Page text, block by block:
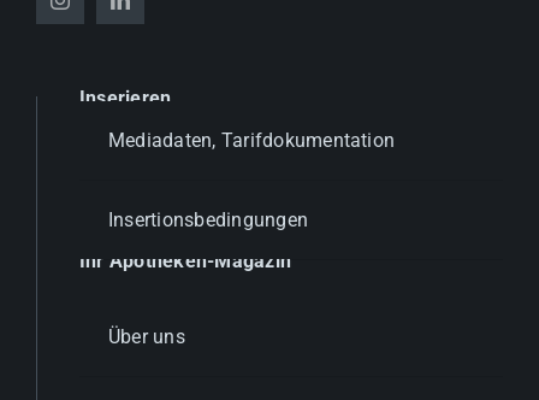
Inserieren
Mediadaten, Tarifdokumentation
Insertionsbedingungen
Ihr Apotheken-Magazin
Über uns